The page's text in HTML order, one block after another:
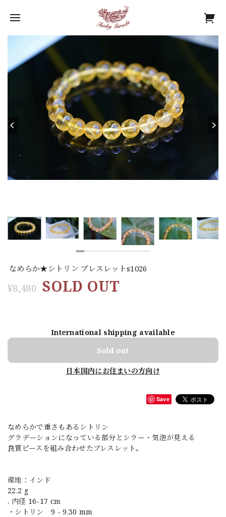
なめらか★シトリン ブレスレットs1026
¥8,480 SOLD OUT
International shipping available
Sold out
日本国内にお住まいの方向け
Save
なめらかで重さもあるシトリン
グラデーションになっている部分とシラー・気泡が見える
良質ピースを組み合わせたブレスレット。
産地：インド
22.2 g
. 内径 16-17 cm
・シトリン 9 - 9.30 mm